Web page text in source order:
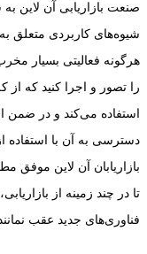
صنعت بازاریابی آن لاین
شیوه‌های کاربردی متعلق
هرگونه فعالیتی بسیار
را تصور و اجرا کنید که
استفاده می‌کند و در ضمن
دسترسی به آن با استفاده
بازاریابان آن لاین
تا در چند زمینه از
فناوری‌های جدید عقب